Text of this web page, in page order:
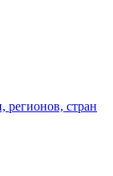
регионов, стран